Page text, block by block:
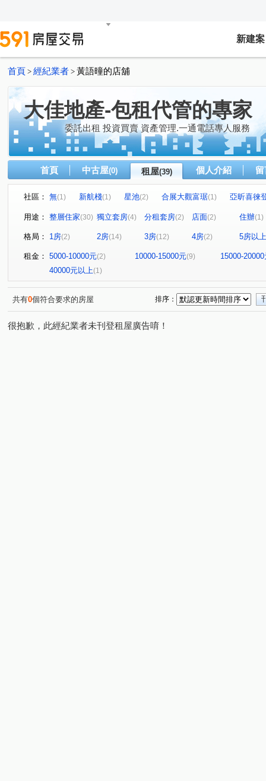
新建案
首頁 > 經紀業者 > 黃語曈的店舖
大佳地產-包租代管的專家
委託出租 投資買賣 資產管理.一通電話專人服務
首頁 中古屋(0) 租屋(39) 個人介紹
社區： 無(1) 新航棧(1) 星池(2) 合展大觀富琚(1)
亞昕喜徠
無 (1) 音悅琉璃 (1) 和境寓見 (2) 三本四季 大來賞
青川馥
遠雄夏沐 桃園第一廣場二期商業大樓(1)
達曜輕鬆GO(1) 竹城鶴岡(1) 雙享樓(1) 昭揚君喆 (1)
傳佳謙里(1)
竹城和賞(1) 中興路(1) 大觀路(1) 南福街(2)
六合一
自立一街(1) 春日路 (1) 中正三街(1)
莊敬
美和路(1) 青田街(1) 富國路三段(1) 中山東路(1)
航
楊湖路四段(1) 海方路 (1) 中正一路
用途： 整層住家(30) 獨立套房(4) 分租套房(2) 店面(2) 住辦(1)
格局： 1房(2) 2房(14) 3房(12) 4房(2) 5房以上
租金： 5000-10000元(2) 10000-15000元(9)
15000-20000
40000元以上(1)
共有0個符合要求的房屋 排序：
很抱歉，此經紀業者未刊登租屋廣告唷！